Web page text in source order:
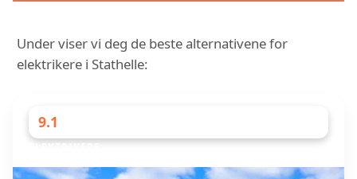
Under viser vi deg de beste alternativene for
elektrikere i Stathelle:
9.1